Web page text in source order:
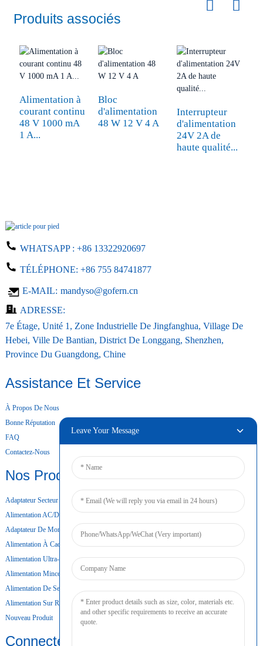
Produits associés
Alimentation à
courant continu
48 V 1000 mA
1 A...
Bloc
d'alimentation
48 W 12 V 4 A
Interrupteur
d'alimentation
24V 2A de
haute qualité...
WHATSAPP : +86 13322920697
TÉLÉPHONE: +86 755 84741877
E-MAIL: mandyso@gofern.cn
ADRESSE:
7e Étage, Unité 1, Zone Industrielle De Jingfanghua, Village De
Hebei, Ville De Bantian, District De Longgang, Shenzhen,
Province Du Guangdong, Chine
Assistance Et Service
À Propos De Nous
Bonne Réputation
FAQ
Contactez-Nous
Nos Produits
Adaptateur Secteur De Bureau
Alimentation AC/DC
Adaptateur De Montage Mural
Alimentation À Cadre Ouvert
Alimentation Ultra-Mince
Alimentation Mince
Alimentation De Secours Par Batterie
Alimentation Sur Rail DIN
Nouveau Produit
Connecter
Leave Your Message